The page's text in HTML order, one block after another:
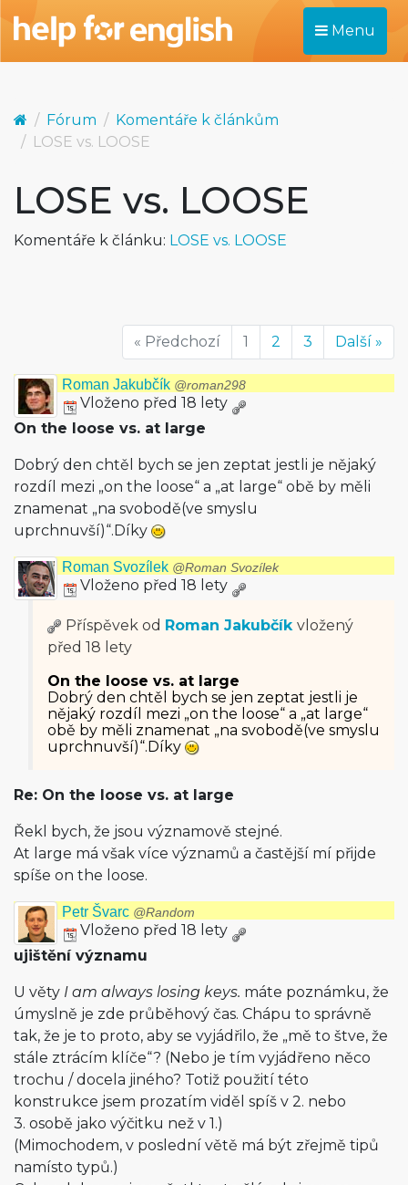
Menu
Fórum
Komentáře k článkům
LOSE vs. LOOSE
LOSE vs. LOOSE
Komentáře k článku: LOSE vs. LOOSE
« Předchozí 1 2 3 Další »
Roman Jakubčík @roman298
Vloženo před 18 lety
On the loose vs. at large
Dobrý den chtěl bych se jen zeptat jestli je nějaký
rozdíl mezi „on the loose“ a „at large“ obě by měli
znamenat „na svobodě(ve smyslu
uprchnuvší)“.Díky
Roman Svozílek @Roman Svozílek
Vloženo před 18 lety
Příspěvek od Roman Jakubčík vložený
před 18 lety
On the loose vs. at large
Dobrý den chtěl bych se jen zeptat jestli je
nějaký rozdíl mezi „on the loose“ a „at large“
obě by měli znamenat „na svobodě(ve smyslu
uprchnuvší)“.Díky
Re: On the loose vs. at large
Řekl bych, že jsou významově stejné.
At large má však více významů a častější mí přijde
spíše on the loose.
Petr Švarc @Random
Vloženo před 18 lety
ujištění významu
U věty I am always losing keys. máte poznámku, že
úmyslně je zde průběhový čas. Chápu to správně
tak, že je to proto, aby se vyjádřilo, že „mě to štve, že
stále ztrácím klíče“? (Nebo je tím vyjádřeno něco
trochu / docela jiného? Totiž použití této
konstrukce jsem prozatím viděl spíš v 2. nebo
3. osobě jako výčitku než v 1.)
(Mimochodem, v poslední větě má být zřejmě tipů
namísto typů.)